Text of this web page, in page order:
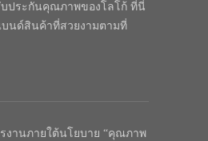
บประกันคุณภาพของโลโก้ ที่นี่
บนด์สินค้าที่สวยงามตามที่
งานภายใต้นโยบาย “คุณภาพ